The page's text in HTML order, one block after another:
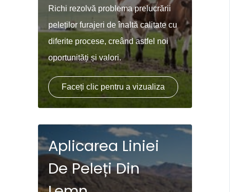
Richi rezolvă problema prelucrării
peleților furajeri de înaltă calitate cu
diferite procese, creând astfel noi
oportunități și valori.
Faceți clic pentru a vizualiza
Aplicarea Liniei
De Peleți Din